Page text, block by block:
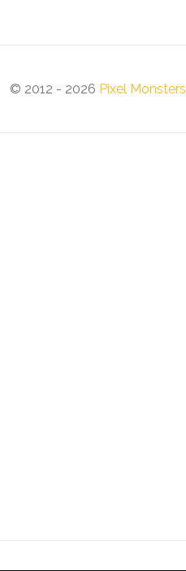
© 2012 - 2026 Pixel Monsters